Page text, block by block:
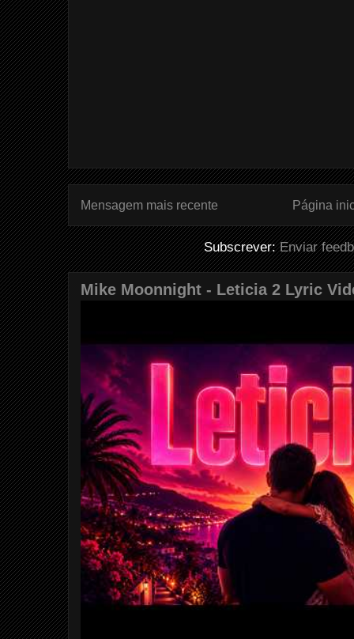
Mensagem mais recente Página
Subscrever:Enviar
Mike Moonnight - Leticia 2 Lyric